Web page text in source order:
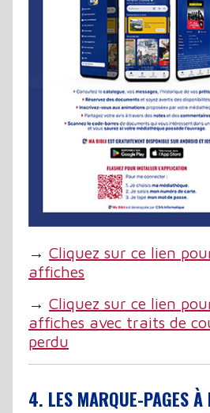
→ Cliquez sur ce lien
affiches
→ Cliquez sur ce lien
affiches avec traits de
perdu
4. LES MARQUE-PAGES À